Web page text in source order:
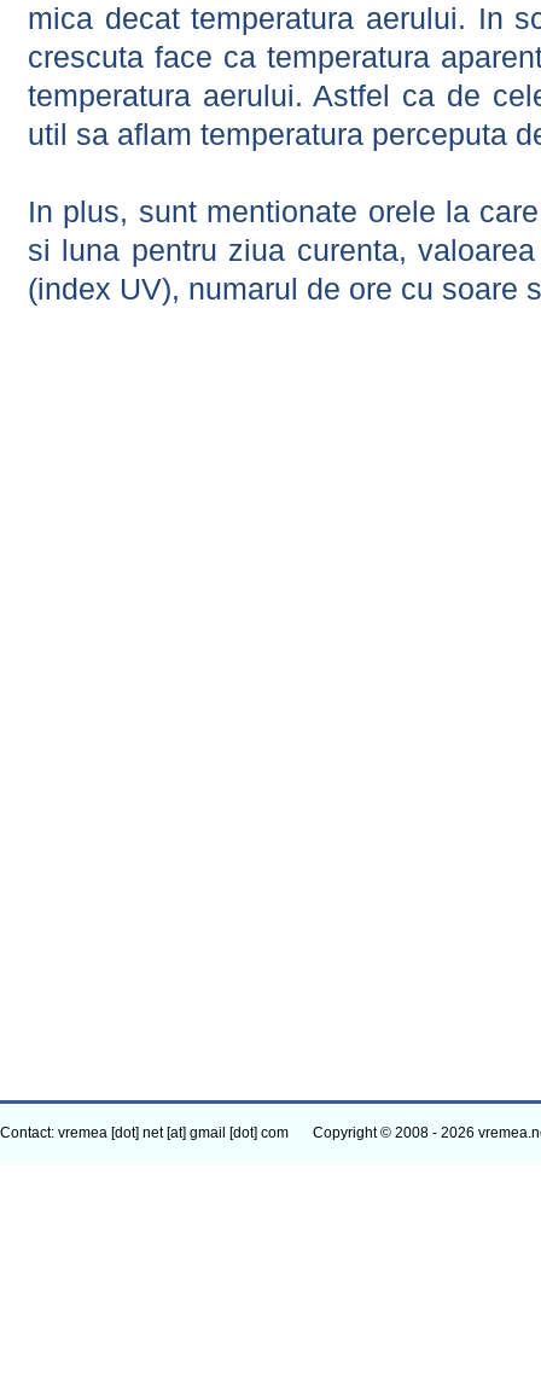
mica decat temperatura aerului. In
crescuta face ca temperatura
temperatura aerului. Astfel ca de
util sa aflam temperatura perceputa
In plus, sunt mentionate orele la
si luna pentru ziua curenta,
(index UV), numarul de ore cu soare
Contact: vremea [dot] net [at] gmail [dot] com Copyright © 2008 - 2026